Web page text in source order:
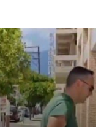
έχει
του Ευάγγελου